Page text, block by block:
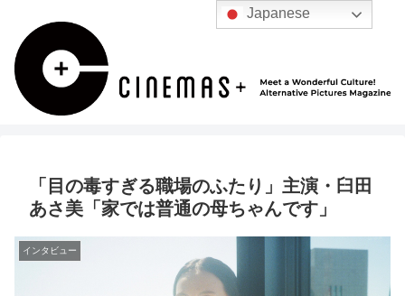
「目の毒すぎる職場のふたり」主演・臼田
あさ美「家では普通の母ちゃんです」
インタビュー
Japanese